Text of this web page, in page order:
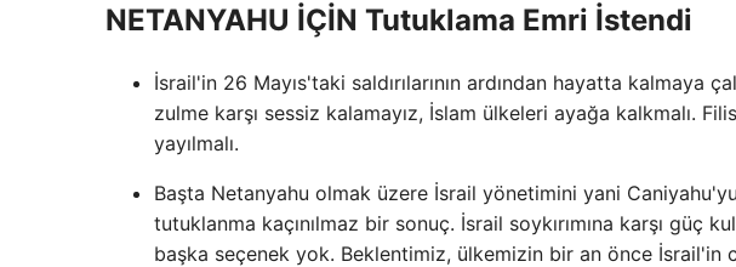
NETANYAHU İÇİN Tutuklama Emri İstendi
İsrail'in 26 Mayıs'taki saldırılarının ardından hayatta kalmaya
zulme karşı sessiz kalamayız, İslam ülkeleri ayağa kalkmalı.
yayılmalı.
Başta Netanyahu olmak üzere İsrail yönetimini yani
tutuklanma kaçınılmaz bir sonuç. İsrail soykırımına karşı güç
başka seçenek yok. Beklentimiz, ülkemizin bir an önce İsrail'in